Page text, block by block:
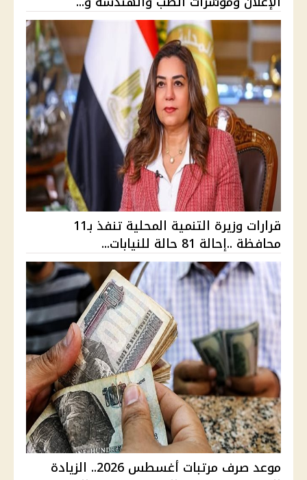
قرارات وزيرة التنمية المحلية تنفذ بـ11
محافظة ..إحالة 81 حالة للنيابات...
موعد صرف مرتبات أغسطس 2026.. الزيادة